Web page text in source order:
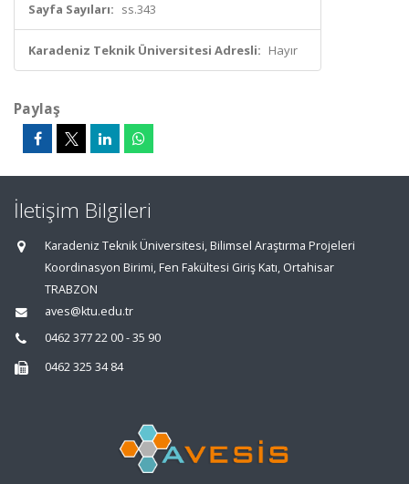
Sayfa Sayıları: ss.343
Karadeniz Teknik Üniversitesi Adresli: Hayır
Paylaş
İletişim Bilgileri
Karadeniz Teknik Üniversitesi, Bilimsel Araştırma Projeleri
Koordinasyon Birimi, Fen Fakültesi Giriş Katı, Ortahisar
TRABZON
aves@ktu.edu.tr
0462 377 22 00 - 35 90
0462 325 34 84